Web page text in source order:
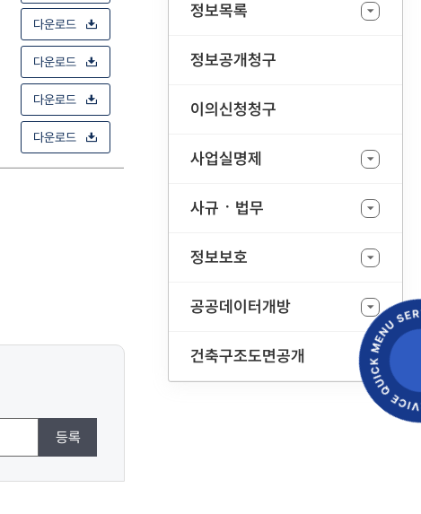
정보목록
정보공개청구
이의신청청구
사업실명제
사규ㆍ법무
정보보호
공공데이터개방
건축구조도면공개
다운로드
다운로드
다운로드
다운로드
등록